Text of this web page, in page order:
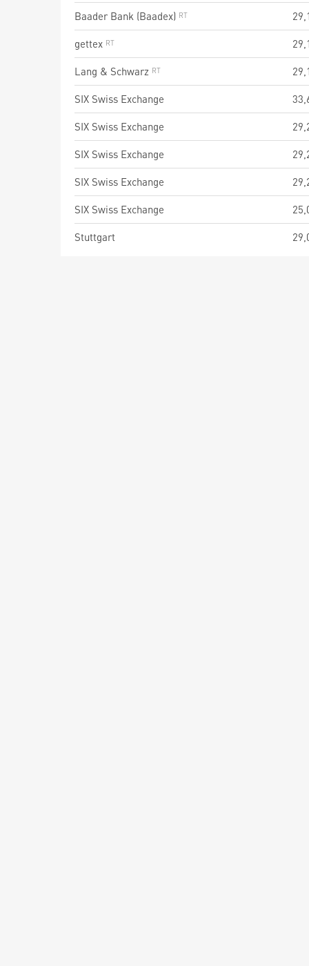
Baader Bank (Baadex)
gettex
Lang & Schwarz
SIX Swiss Exchange
SIX Swiss Exchange
SIX Swiss Exchange
SIX Swiss Exchange
SIX Swiss Exchange
Stuttgart